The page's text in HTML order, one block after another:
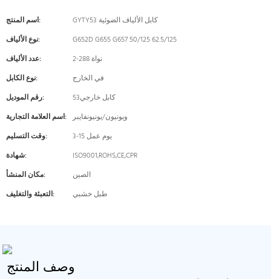
اسم المنتج:
GYTY53 كابل الألياف الضوئية
نوع الألياف:
G652D G655 G657 50/125 62.5/125
عدد الألياف:
2-288 نواة
نوع الكابل:
في الخارج
رقم الموديل:
كابل خارجي53
اسم العلامة التجارية: ويونيون/يونيونفايبر
وقت التسليم:
3-15 يوم عمل
شهادة:
ISO9001,ROHS,CE,CPR
مكان المنشأ:
الصين
التعبئة والتغليف:
طبل خشبي
وصف المنتج